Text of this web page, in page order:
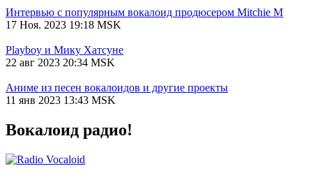
Интервью с популярным вокалоид продюсером Mitchie М
17 Ноя. 2023 19:18 MSK
Playboy и Мику Хатсуне
22 авг 2023 20:34 MSK
Аниме из песен вокалоидов и другие проекты
11 янв 2023 13:43 MSK
Вокалоид радио!